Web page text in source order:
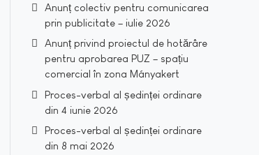
Anunț colectiv pentru comunicarea
prin publicitate – iulie 2026
Anunț privind proiectul de hotărâre
pentru aprobarea PUZ – spațiu
comercial în zona Mányakert
Proces-verbal al ședinței ordinare
din 4 iunie 2026
Proces-verbal al ședinței ordinare
din 8 mai 2026